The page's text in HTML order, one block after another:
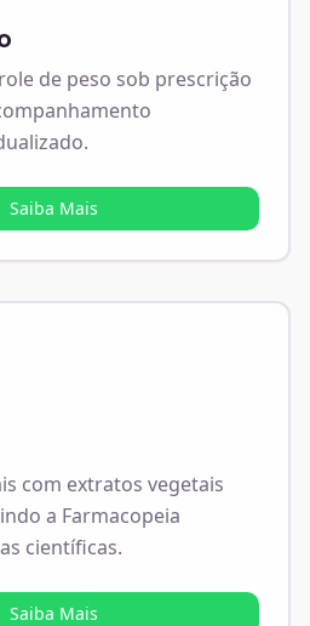
de peso sob prescrição
Saiba Mais
com extratos vegetais
a Farmacopeia
científicas.
Saiba Mais